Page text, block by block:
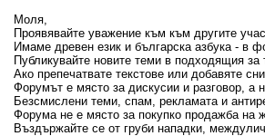
Моля,
Проявявайте уважение към към другите
Имаме древен език и българска азбука - в
Публикувайте новите теми в подходящия
Ако препечатвате текстове или добавяте
Форумът е място за дискусии и разговор, а
Безсмислени теми, спам, рекламата и
Форума не е място за покупко продажба на
Въздържайте се от груби нападки,